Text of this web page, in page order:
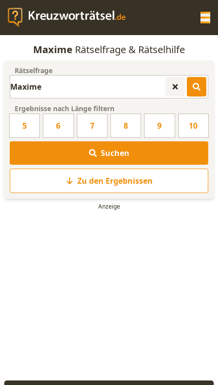
KREUZWORTRÄTSEL-HILFE
WORTLISTE
Maxime Rätselfrage & Rätselhilfe
Rätselfrage
Ergebnisse nach Länge filtern
5 6 7 8 9 10
Suchen
Zu den Ergebnissen